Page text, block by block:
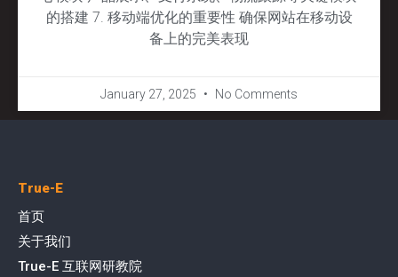
的搭建 7. 移动端优化的重要性 确保网站在移动设
备上的完美表现
January 27, 2025 No Comments
True-E
首页
关于我们
True-E 互联网研教院